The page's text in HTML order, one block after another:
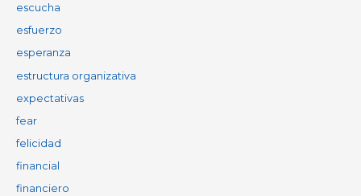
escucha
esfuerzo
esperanza
estructura organizativa
expectativas
fear
felicidad
financial
financiero